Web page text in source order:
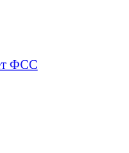
ФСС